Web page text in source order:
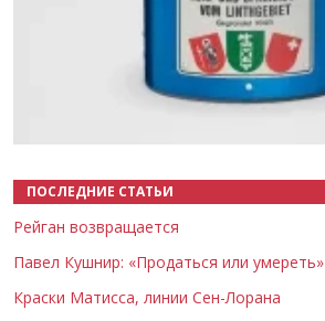
ПОСЛЕДНИЕ СТАТЬИ
Рейган возвращается
Павел Кушнир: «Продаться или умереть»
Краски Матисса, линии Сен-Лорана